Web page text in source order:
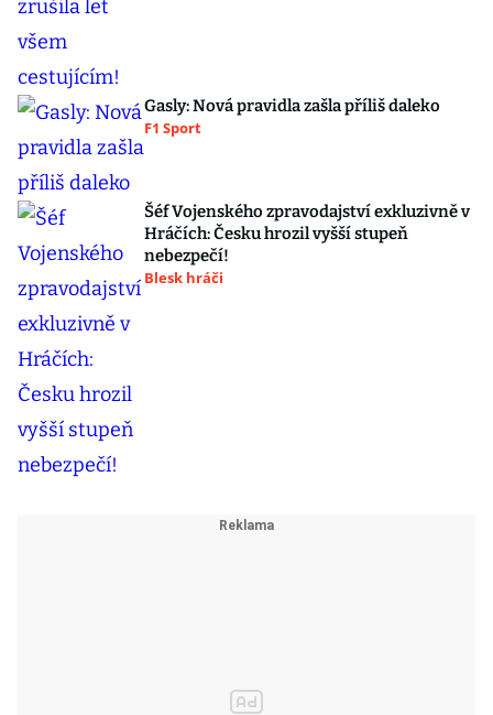
Gasly: Nová pravidla zašla příliš daleko
F1 Sport
Šéf Vojenského zpravodajství exkluzivně v
Hráčích: Česku hrozil vyšší stupeň
nebezpečí!
Blesk hráči